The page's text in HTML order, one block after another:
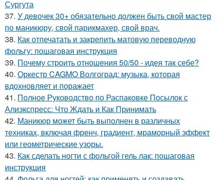
Сургута
37. У девочек 30+ обязательно должен быть свой мастер
по маникюру, свой парикмахер, свой врач.
38. Как отпечатать и закрепить матовую переводную
фольгу: пошаговая инструкция
39. Почему строить отношения 50/50 - идея так себе?
40. Оркестр CAGMO Волгоград: музыка, которая
вдохновляет и поражает
41. Полное Руководство по Распаковке Посылок с
Алиэкспресс: Что Ждать и Как Принимать
42. Маникюр может быть выполнен в различных
техниках, включая френч, градиент, мраморный эффект
или геометрические узоры.
43. Как сделать ногти с фольгой гель лак: пошаговая
инструкция